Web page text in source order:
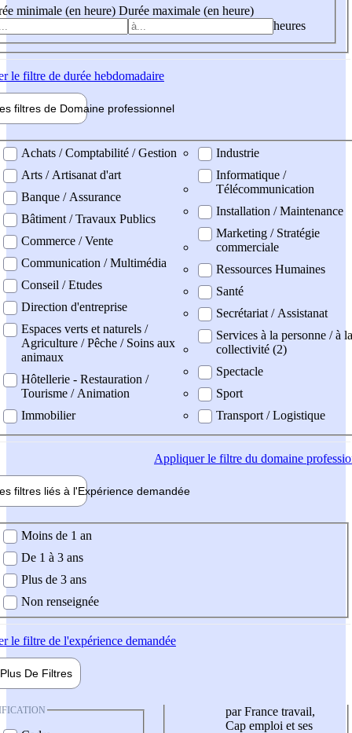
minimale (en heure) Durée maximale (en heure)
heures
le filtre de durée hebdomadaire
filtres de Domaine professionnel
professionel
Achats / Comptabilité / Gestion
Arts / Artisanat d'art
Banque / Assurance
Bâtiment / Travaux Publics
Commerce / Vente
Communication / Multimédia
Conseil / Etudes
Direction d'entreprise
Espaces verts et naturels /
Agriculture / Pêche / Soins aux
animaux
Hôtellerie - Restauration /
Tourisme / Animation
Immobilier
Industrie
Informatique /
Télécommunication
Installation / Maintenance
Marketing / Stratégie
commerciale
Ressources Humaines
Santé
Secrétariat / Assistanat
Services à la personne / à la
collectivité (2)
Spectacle
Sport
Transport / Logistique
Appliquerle filtre du domaine
filtres liés à l'Expérience demandée
demandée
Moins de 1 an
De 1 à 3 ans
Plus de 3 ans
Non renseignée
le filtre de l'expérience demandée
Plus De Filtres
par France travail,
Cap emploi et ses